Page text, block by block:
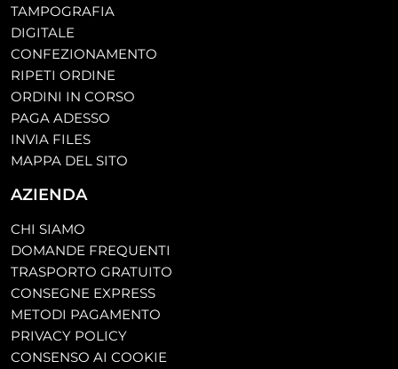
TAMPOGRAFIA
DIGITALE
CONFEZIONAMENTO
RIPETI ORDINE
ORDINI IN CORSO
PAGA ADESSO
INVIA FILES
MAPPA DEL SITO
AZIENDA
CHI SIAMO
DOMANDE FREQUENTI
TRASPORTO GRATUITO
CONSEGNE EXPRESS
METODI PAGAMENTO
PRIVACY POLICY
CONSENSO AI COOKIE